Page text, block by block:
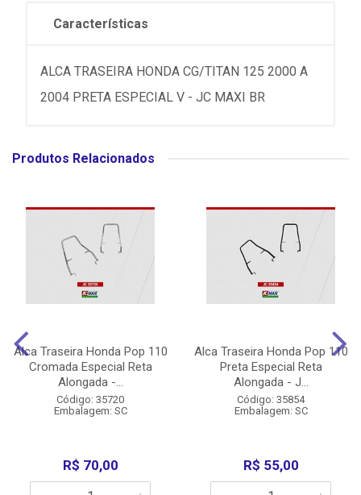
Características
ALCA TRASEIRA HONDA CG/TITAN 125 2000 A
2004 PRETA ESPECIAL V - JC MAXI BR
Produtos Relacionados
Alca Traseira Honda Pop 110
Cromada Especial Reta
Alongada -...
Código: 35720
Embalagem: SC
R$ 70,00
Alca Traseira Honda Pop 110
Preta Especial Reta
Alongada - J...
Código: 35854
Embalagem: SC
R$ 55,00